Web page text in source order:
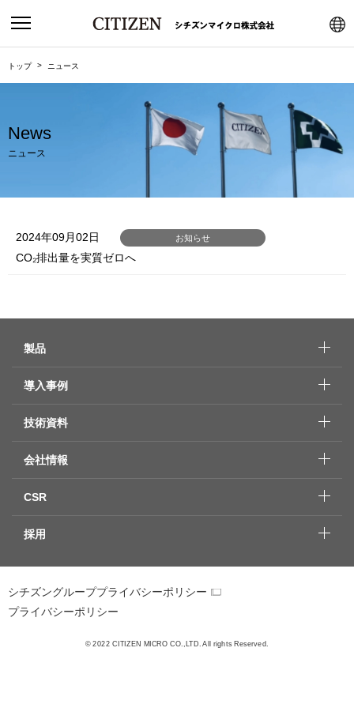
トップ ニュース
News
ニュース
2024年09月02日 お知らせ
CO₂排出量を実質ゼロへ
製品
導入事例
技術資料
会社情報
CSR
採用
シチズングループプライバシーポリシー
プライバシーポリシー
© 2022 CITIZEN MICRO CO.,LTD. All rights Reserved.